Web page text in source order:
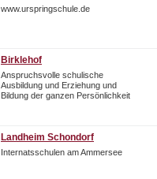
www.urspringschule.de
Birklehof
Anspruchsvolle schulische
Ausbildung und Erziehung und
Bildung der ganzen Persönlichkeit
Landheim Schondorf
Internatsschulen am Ammersee